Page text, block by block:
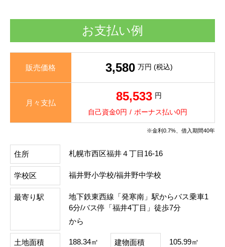
お支払い例
販売価格 3,580 万円 (税込)
月々支払 85,533 円
自己資金0円 / ボーナス払い0円
※金利0.7%、借入期間40年
住所 札幌市西区福井４丁目16-16
学校区 福井野小学校/福井野中学校
最寄り駅
地下鉄東西線「発寒南」駅からバス乗車1
6分/バス停「福井4丁目」徒歩7分
から
土地面積 188.34㎡ 建物面積 105.99㎡